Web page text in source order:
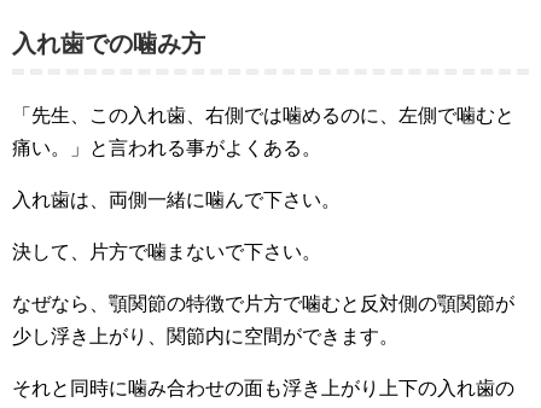
入れ歯での噛み方
「先生、この入れ歯、右側では噛めるのに、左側で噛むと
痛い。」と言われる事がよくある。
入れ歯は、両側一緒に噛んで下さい。
決して、片方で噛まないで下さい。
なぜなら、顎関節の特徴で片方で噛むと反対側の顎関節が
少し浮き上がり、関節内に空間ができます。
それと同時に噛み合わせの面も浮き上がり上下の入れ歯の